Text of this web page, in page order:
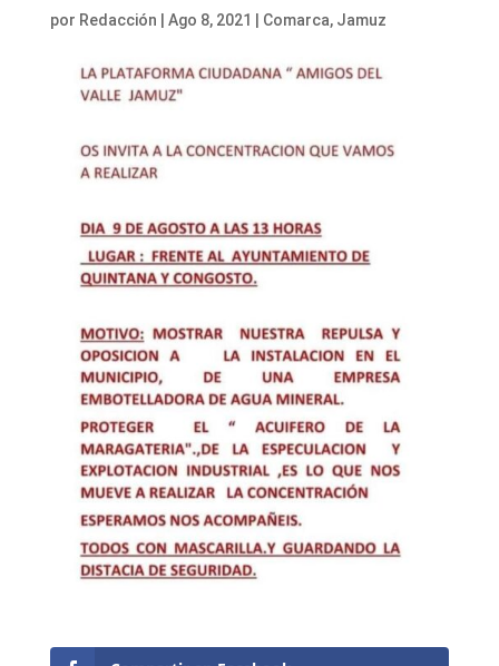
por Redacción Ago 8, 2021 Comarca, Jamuz